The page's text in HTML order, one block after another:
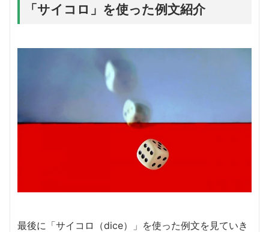
「サイコロ」を使った例文紹介
最後に「サイコロ（dice）」を使った例文を見ていき